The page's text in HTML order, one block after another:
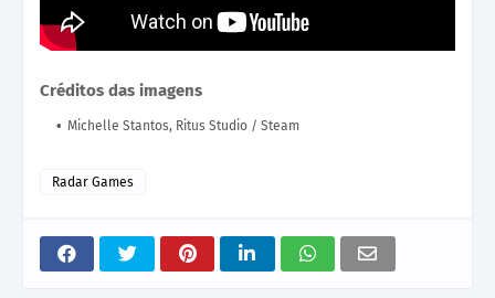
Créditos das imagens
Michelle Stantos, Ritus Studio / Steam
Radar Games